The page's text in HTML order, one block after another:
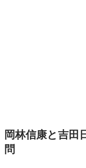
岡林信康と吉田
問